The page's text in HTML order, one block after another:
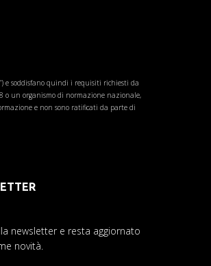
e soddisfano quindi i requisiti richiesti da
o un organismo di normazione nazionale,
e non sono ratificati da parte di
newsletter e resta aggiornato
novità.